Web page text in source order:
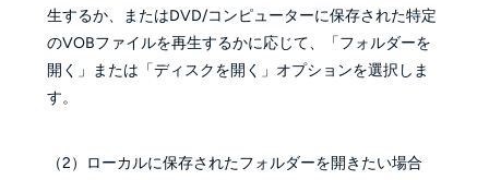
生するか、またはDVD/コンピューターに保存された特定
のVOBファイルを再生するかに応じて、「フォルダーを
開く」または「ディスクを開く」オプションを選択しま
す。
（2）ローカルに保存されたフォルダーを開きたい場合